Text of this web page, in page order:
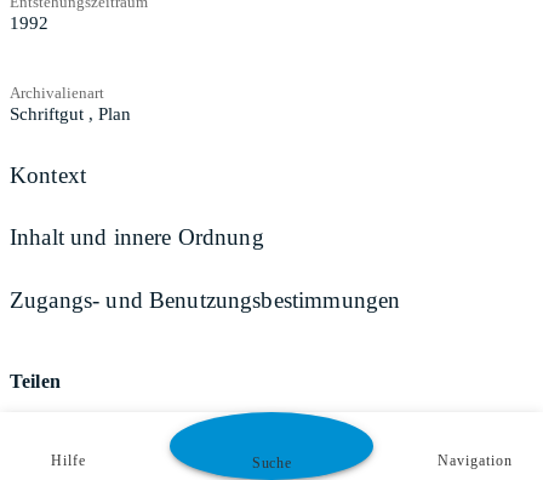
1992
Archivalienart
Schriftgut , Plan
Kontext
Inhalt und innere Ordnung
Zugangs- und Benutzungsbestimmungen
Teilen
Hilfe Suche Navigation